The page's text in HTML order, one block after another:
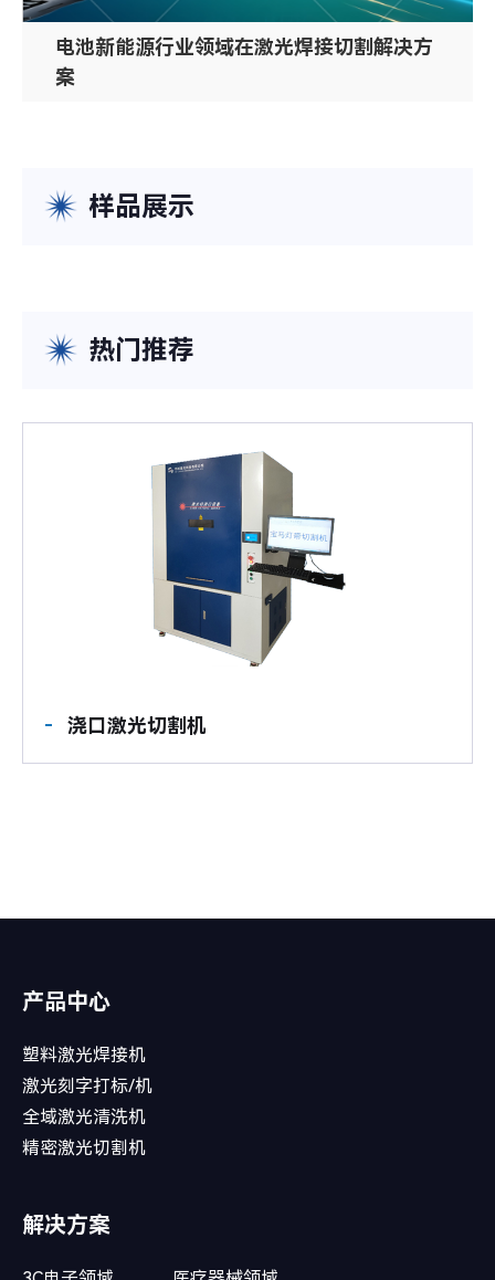
电池新能源行业领域在激光焊接切割解决方
案
样品展示
热门推荐
浇口激光切割机
产品中心
塑料激光焊接机
激光刻字打标/机
全域激光清洗机
精密激光切割机
解决方案